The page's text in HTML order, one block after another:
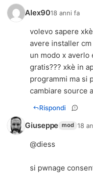
Alex9018 anni fa
volevo sapere
avere installer
un modo x averlo
gratis??? xkè in
programmi ma si
cambiare source
Rispondi
Giuseppe mod 18
@diess
si pwnage